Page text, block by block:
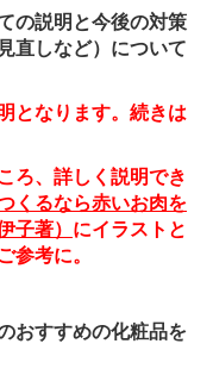
の説明と今後の対策
直しなど）について
となります。続きは
ろ、詳しく説明でき
くるなら赤いお肉を
著） にイラストと
参考に。
おすすめの化粧品を